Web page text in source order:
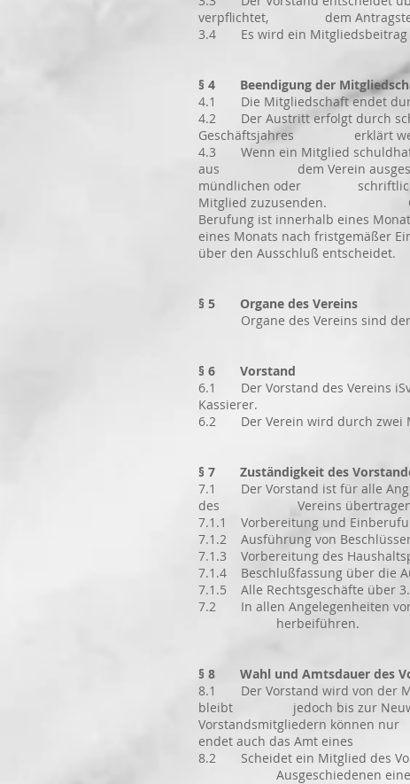
verpflichtet, dem
3.4 Es wird ein Mitgliedsbeitrag
§ 4 Beendigung der
4.1 Die Mitgliedschaft endet
4.2 Der Austritt erfolgt durch
Geschäftsjahres erklärt
4.3 Wenn ein Mitglied schuldhaft
aus dem Verein
mündlichen oder schriftlichen
Mitglied zuzusenden. Gegen
Berufung ist innerhalb eines
eines Monats nach
über den Ausschluß entscheidet.
§ 5 Organe des Vereins
Organe des Vereins sind der
§ 6 Vorstand
6.1 Der Vorstand des Vereins
Kassierer.
6.2 Der Verein wird durch zwei
§ 7 Zuständigkeit des
7.1 Der Vorstand ist für alle
des Vereins übertragen sind.
7.1.1 Vorbereitung und
7.1.2 Ausführung von
7.1.3 Vorbereitung des
7.1.4 Beschlußfassung über die
7.1.5 Alle Rechtsgeschäfte über
7.2 In allen Angelegenheiten
herbeiführen.
§ 8 Wahl und Amtsdauer des
8.1 Der Vorstand wird von der
bleibt jedoch bis zur Neuwahl
Vorstandsmitgliedern können
endet auch das Amt
8.2 Scheidet ein Mitglied des
Ausgeschiedenen einen